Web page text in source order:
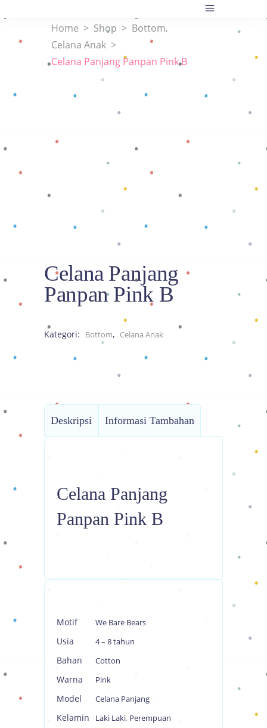
Home > Shop > Bottom,
Celana Anak >
Celana Panjang Panpan Pink B
Celana Panjang
Panpan Pink B
Kategori: Bottom, Celana Anak
Deskripsi Informasi Tambahan
Celana Panjang
Panpan Pink B
Motif We Bare Bears
Usia 4 – 8 tahun
Bahan Cotton
Warna Pink
Model Celana Panjang
Kelamin Laki Laki, Perempuan